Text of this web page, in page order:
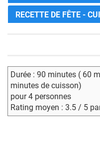
RECETTE DE FÊTE -
Durée : 90 minutes ( 60
minutes de cuisson)
pour 4 personnes
Rating moyen : 3.5 / 5